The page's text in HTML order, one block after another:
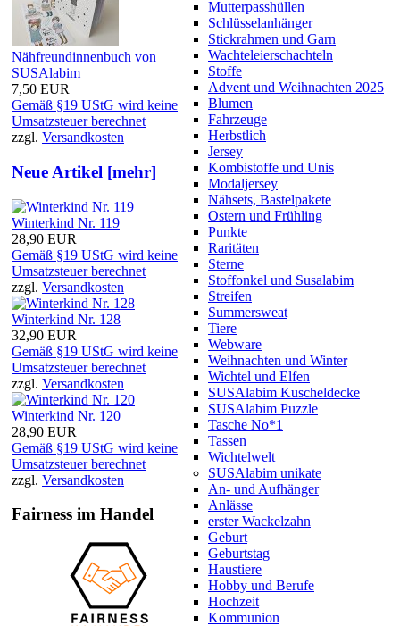
Nähfreundinnenbuch von
SUSAlabim
7,50 EUR
Gemäß §19 UStG wird keine
Umsatzsteuer berechnet
zzgl. Versandkosten
Neue Artikel [mehr]
Winterkind Nr. 119
28,90 EUR
Gemäß §19 UStG wird keine
Umsatzsteuer berechnet
zzgl. Versandkosten
Winterkind Nr. 128
32,90 EUR
Gemäß §19 UStG wird keine
Umsatzsteuer berechnet
zzgl. Versandkosten
Winterkind Nr. 120
28,90 EUR
Gemäß §19 UStG wird keine
Umsatzsteuer berechnet
zzgl. Versandkosten
Fairness im Handel
Mutterpasshüllen
Schlüsselanhänger
Stickrahmen und Garn
Wachteleierschachteln
Stoffe
Advent und Weihnachten 2025
Blumen
Fahrzeuge
Herbstlich
Jersey
Kombistoffe und Unis
Modaljersey
Nähsets, Bastelpakete
Ostern und Frühling
Punkte
Raritäten
Sterne
Stoffonkel und Susalabim
Streifen
Summersweat
Tiere
Webware
Weihnachten und Winter
Wichtel und Elfen
SUSAlabim Kuscheldecke
SUSAlabim Puzzle
Tasche No*1
Tassen
Wichtelwelt
SUSAlabim unikate
An- und Aufhänger
Anlässe
erster Wackelzahn
Geburt
Geburtstag
Haustiere
Hobby und Berufe
Hochzeit
Kommunion